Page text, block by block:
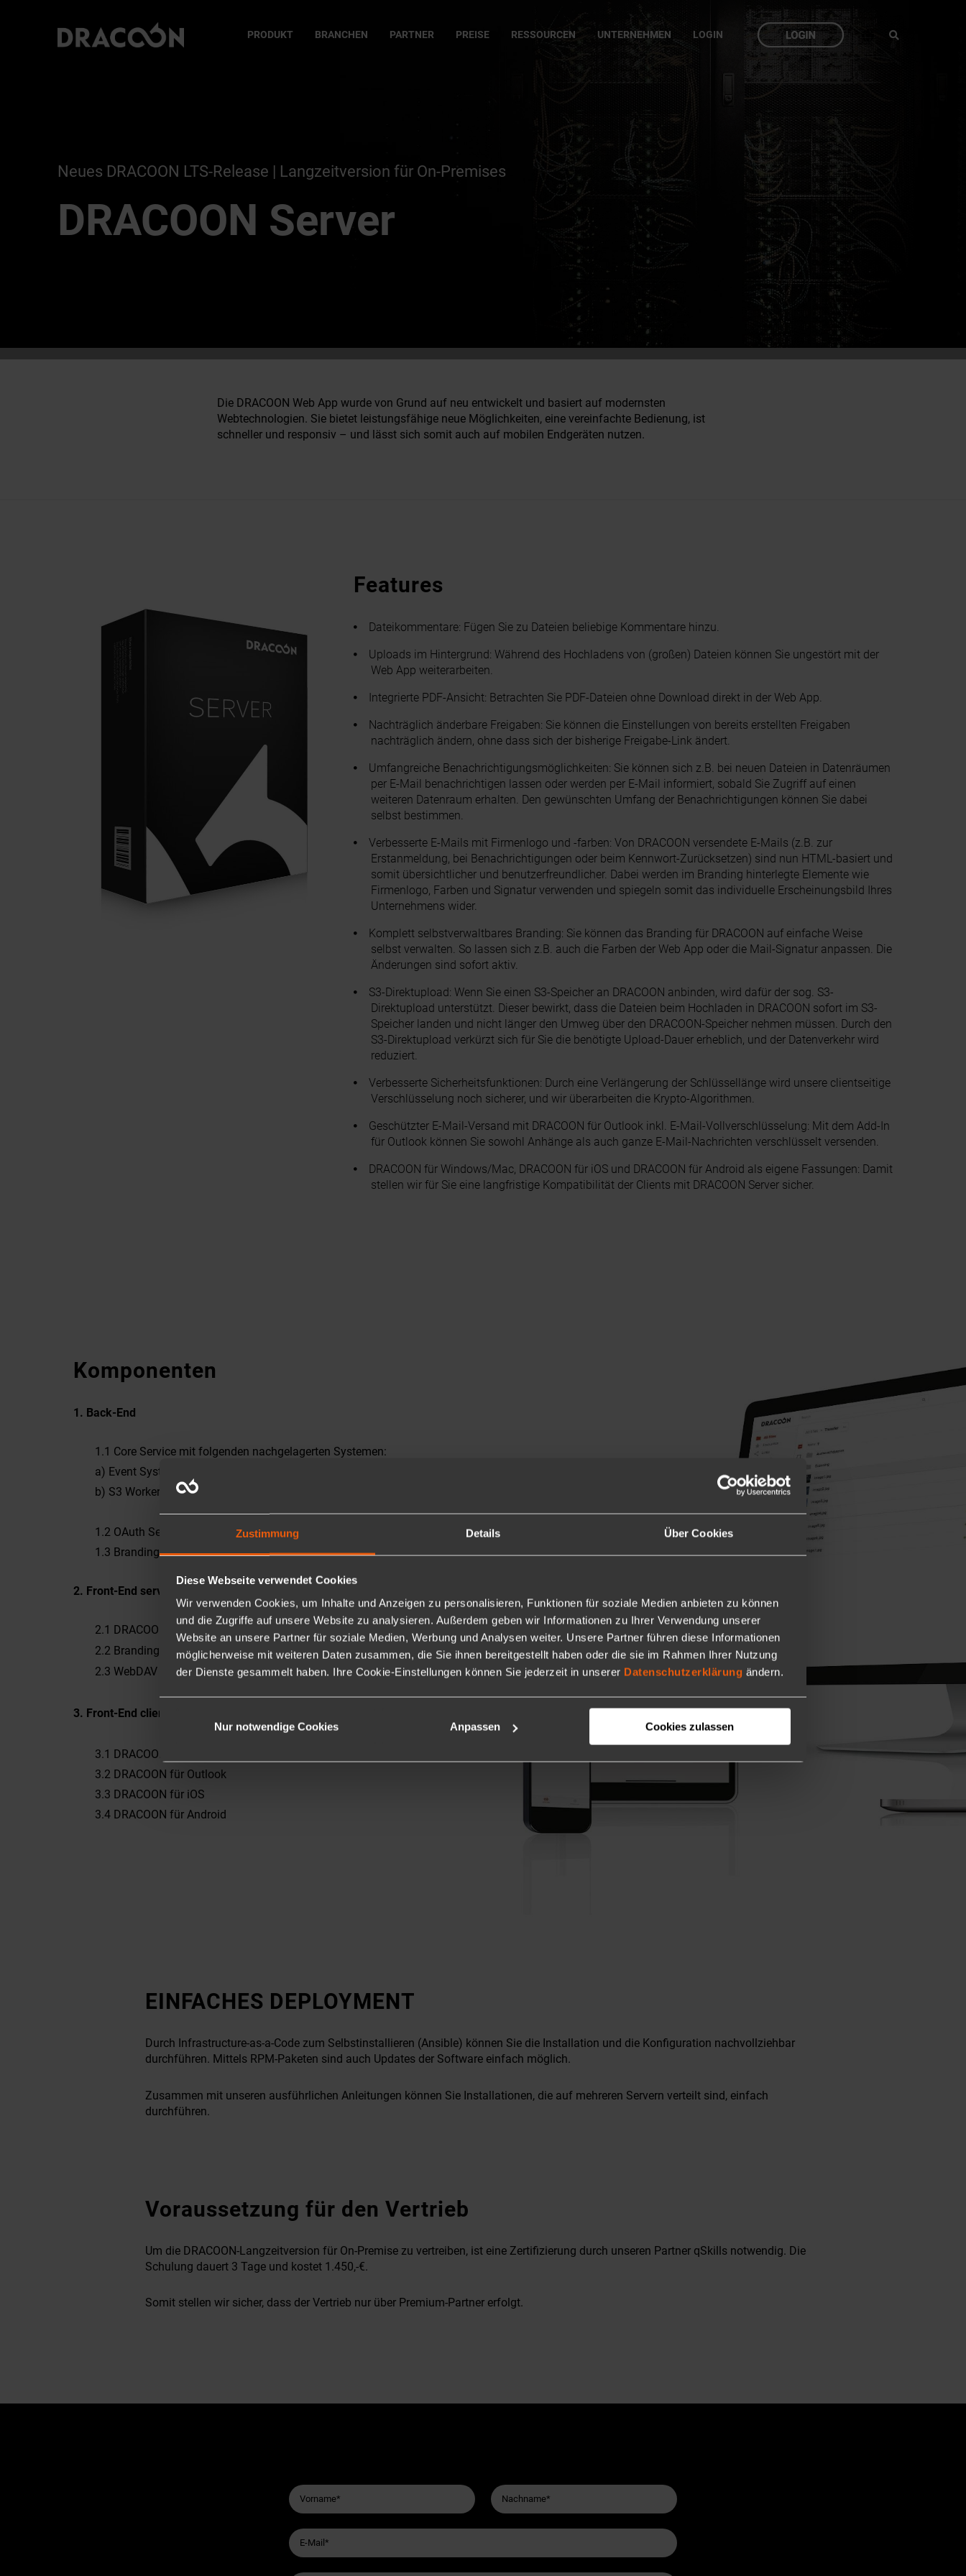
Zustimmung Details Über Cookies
Diese Webseite verwendet Cookies
Wir verwenden Cookies, um Inhalte und Anzeigen zu personalisieren, Funktionen für soziale Medien anbieten zu können
und die Zugriffe auf unsere Website zu analysieren. Außerdem geben wir Informationen zu Ihrer Verwendung unserer
Website an unsere Partner für soziale Medien, Werbung und Analysen weiter. Unsere Partner führen diese Informationen
möglicherweise mit weiteren Daten zusammen, die Sie ihnen bereitgestellt haben oder die sie im Rahmen Ihrer Nutzung
der Dienste gesammelt haben. Ihre Cookie-Einstellungen können Sie jederzeit in unserer Datenschutzerklärung ändern.
Nur notwendige Cookies Anpassen Cookies zulassen
PRODUKT BRANCHEN PARTNER PREISE RESSOURCEN UNTERNEHMEN LOGIN
Neues DRACOON LTS-Release | Langzeitversion für On-Premises
DRACOON Server
Die DRACOON Web App wurde von Grund auf neu entwickelt und basiert auf modernsten
Webtechnologien. Sie bietet leistungsfähige neue Möglichkeiten, eine vereinfachte Bedienung, ist
schneller und responsiv – und lässt sich somit auch auf mobilen Endgeräten nutzen.
Features
Dateikommentare: Fügen Sie zu Dateien beliebige Kommentare hinzu.
Uploads im Hintergrund: Während des Hochladens von (großen) Dateien können Sie ungestört mit der
Web App weiterarbeiten.
Integrierte PDF-Ansicht: Betrachten Sie PDF-Dateien ohne Download direkt in der Web App.
Nachträglich änderbare Freigaben: Sie können die Einstellungen von bereits erstellten Freigaben
nachträglich ändern, ohne dass sich der bisherige Freigabe-Link ändert.
Umfangreiche Benachrichtigungsmöglichkeiten: Sie können sich z.B. bei neuen Dateien in Datenräumen
per E-Mail benachrichtigen lassen oder werden per E-Mail informiert, sobald Sie Zugriff auf einen
weiteren Datenraum erhalten. Den gewünschten Umfang der Benachrichtigungen können Sie dabei
selbst bestimmen.
Verbesserte E-Mails mit Firmenlogo und -farben: Von DRACOON versendete E-Mails (z.B. zur
Erstanmeldung, bei Benachrichtigungen oder beim Kennwort-Zurücksetzen) sind nun HTML-basiert und
somit übersichtlicher und benutzerfreundlicher. Dabei werden im Branding hinterlegte Elemente wie
Firmenlogo, Farben und Signatur verwenden und spiegeln somit das individuelle Erscheinungsbild Ihres
Unternehmens wider.
Komplett selbstverwaltbares Branding: Sie können das Branding für DRACOON auf einfache Weise
selbst verwalten. So lassen sich z.B. auch die Farben der Web App oder die Mail-Signatur anpassen. Die
Änderungen sind sofort aktiv.
S3-Direktupload: Wenn Sie einen S3-Speicher an DRACOON anbinden, wird dafür der sog. S3-
Direktupload unterstützt. Dieser bewirkt, dass die Dateien beim Hochladen in DRACOON sofort im S3-
Speicher landen und nicht länger den Umweg über den DRACOON-Speicher nehmen müssen. Durch den
S3-Direktupload verkürzt sich für Sie die benötigte Upload-Dauer erheblich, und der Datenverkehr wird
reduziert.
Verbesserte Sicherheitsfunktionen: Durch eine Verlängerung der Schlüssellänge wird unsere clientseitige
Verschlüsselung noch sicherer, und wir überarbeiten die Krypto-Algorithmen.
Geschützter E-Mail-Versand mit DRACOON für Outlook inkl. E-Mail-Vollverschlüsselung: Mit dem Add-In
für Outlook können Sie sowohl Anhänge als auch ganze E-Mail-Nachrichten verschlüsselt versenden.
DRACOON für Windows/Mac, DRACOON für iOS und DRACOON für Android als eigene Fassungen: Damit
stellen wir für Sie eine langfristige Kompatibilität der Clients mit DRACOON Server sicher.
Komponenten
1. Back-End
1.1 Core Service mit folgenden nachgelagerten Systemen:
a) Event System / Dispatchers / Mail Worker zum Versand von gebrandeten E-Mails
b) S3 Worker
1.2 OAuth Service
1.3 Branding Service
2. Front-End serverseitig deployt
2.1 DRACOON Web App
2.2 Branding App
2.3 WebDAV Proxy
3. Front-End clientseitig installiert
3.1 DRACOON für Windows/Mac (ohne automatisierter Indizierung)
3.2 DRACOON für Outlook
3.3 DRACOON für iOS
3.4 DRACOON für Android
EINFACHES DEPLOYMENT
Durch Infrastructure-as-a-Code zum Selbstinstallieren (Ansible) können Sie die Installation und die Konfiguration nachvollziehbar
durchführen. Mittels RPM-Paketen sind auch Updates der Software einfach möglich.
Zusammen mit unseren ausführlichen Anleitungen können Sie Installationen, die auf mehreren Servern verteilt sind, einfach
durchführen.
Voraussetzung für den Vertrieb
Um die DRACOON-Langzeitversion für On-Premise zu vertreiben, ist eine Zertifizierung durch unseren Partner qSkills notwendig. Die
Schulung dauert 3 Tage und kostet 1.450,-€.
Somit stellen wir sicher, dass der Vertrieb nur über Premium-Partner erfolgt.